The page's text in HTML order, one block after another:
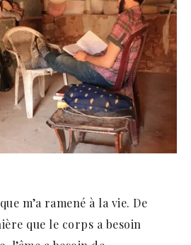
m’a ramené à la vie. De
que le corps a besoin